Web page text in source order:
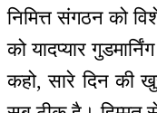
निमित्त संगठन को
को यादप्यार
कहो, सारे दिन की